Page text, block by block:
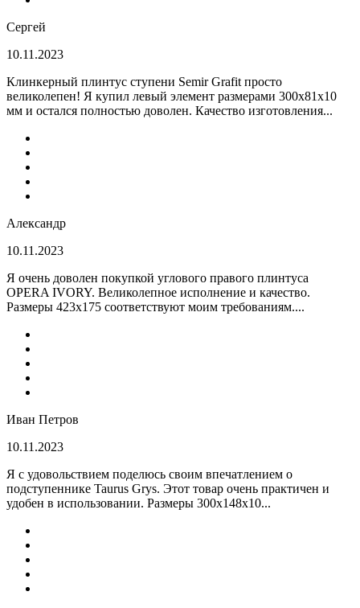
Сергей
10.11.2023
Клинкерный плинтус ступени Semir Grafit просто
великолепен! Я купил левый элемент размерами 300х81х10
мм и остался полностью доволен. Качество изготовления...
Александр
10.11.2023
Я очень доволен покупкой углового правого плинтуса
OPERA IVORY. Великолепное исполнение и качество.
Размеры 423х175 соответствуют моим требованиям....
Иван Петров
10.11.2023
Я с удовольствием поделюсь своим впечатлением о
подступеннике Taurus Grys. Этот товар очень практичен и
удобен в использовании. Размеры 300х148х10...